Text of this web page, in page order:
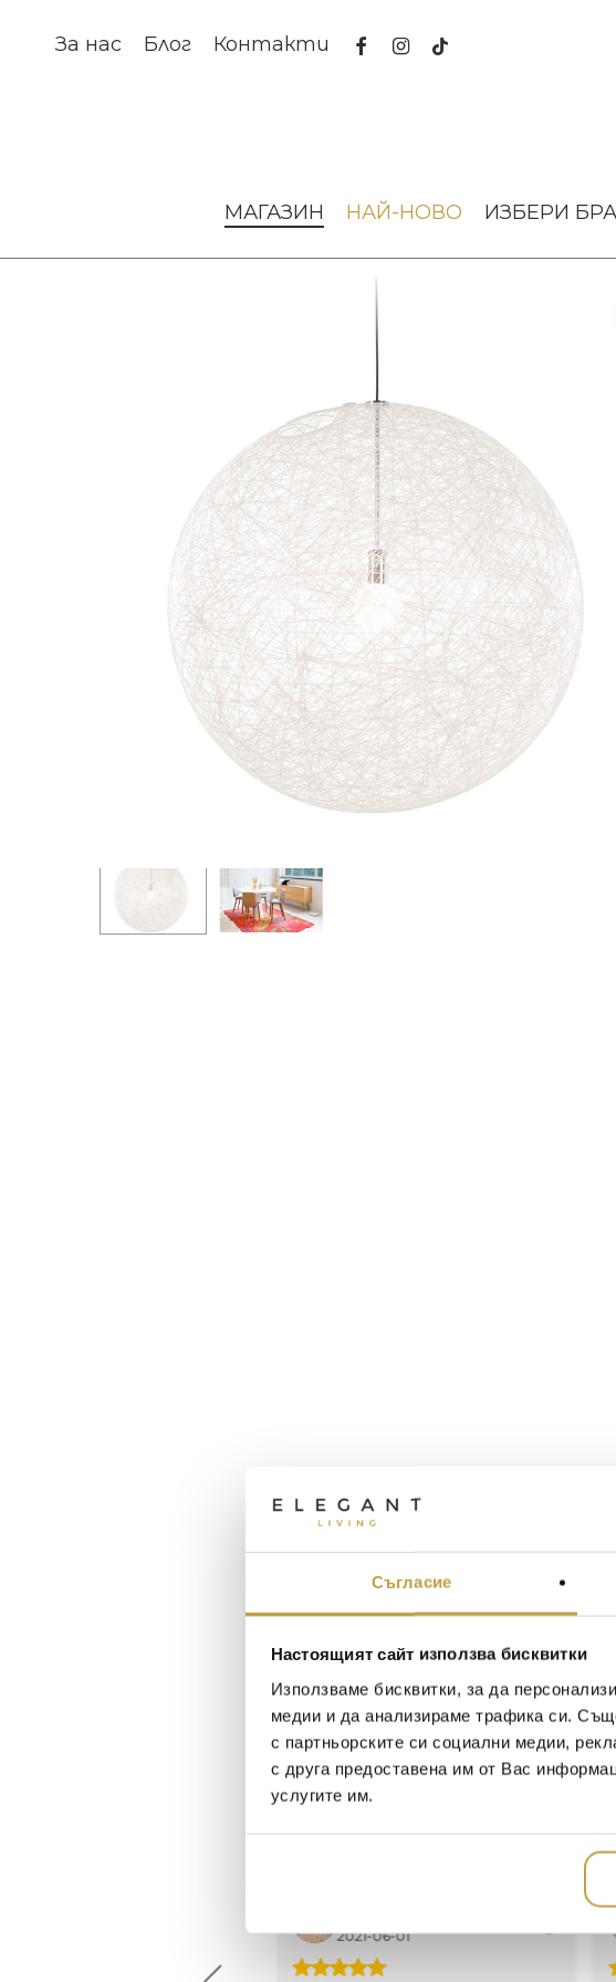
Съгласие
Настоящият сайт използва бисквитки
Използваме бисквитки, за да
медии и да анализираме трафика си.
с партньорските си социални медии,
с друга предоставена им от Вас
услугите им.
За нас Блог Контакти facebookinstagram
tiktok
МАГАЗИН НАЙ-НОВО ИЗБЕРИ
2021-06-01